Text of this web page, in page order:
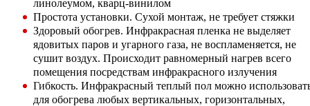
линолеумом, кварц-винилом
Простота установки. Сухой монтаж, не требует стяжки
Здоровый обогрев. Инфракрасная пленка не выделяет
ядовитых паров и угарного газа, не воспламеняется, не
сушит воздух. Происходит равномерный нагрев всего
помещения посредствам инфракрасного излучения
Гибкость. Инфракрасный теплый пол можно
для обогрева любых вертикальных, горизонтальных,